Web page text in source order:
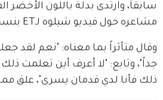
سابقاً، وارتدى بدلة باللون
مشاعره حول فيديو شيلوه لـET بنسخته الأميركية.
وقال متأثراً بما معناه: "نعم لقد
جداً"، وتابع: "لا أعرف أين تعلمت
ذلك فأنا لدي قدمان يسرى"، علق